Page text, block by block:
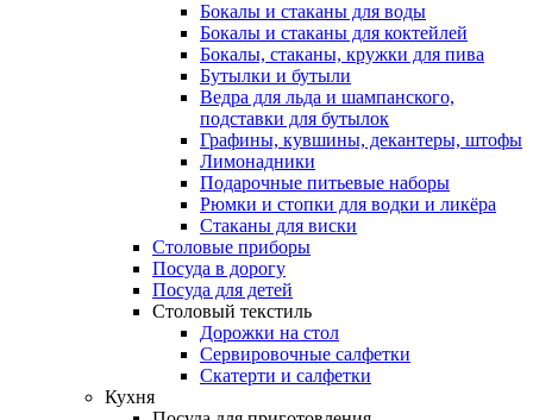
Бокалы и стаканы для воды
Бокалы и стаканы для коктейлей
Бокалы, стаканы, кружки для пива
Бутылки и бутыли
Ведра для льда и шампанского,
подставки для бутылок
Графины, кувшины, декантеры, штофы
Лимонадники
Подарочные питьевые наборы
Рюмки и стопки для водки и ликёра
Стаканы для виски
Столовые приборы
Посуда в дорогу
Посуда для детей
Столовый текстиль
Дорожки на стол
Сервировочные салфетки
Скатерти и салфетки
Кухня